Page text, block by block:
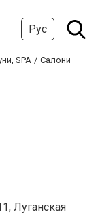
Рус
SPA
Салони
Луганская